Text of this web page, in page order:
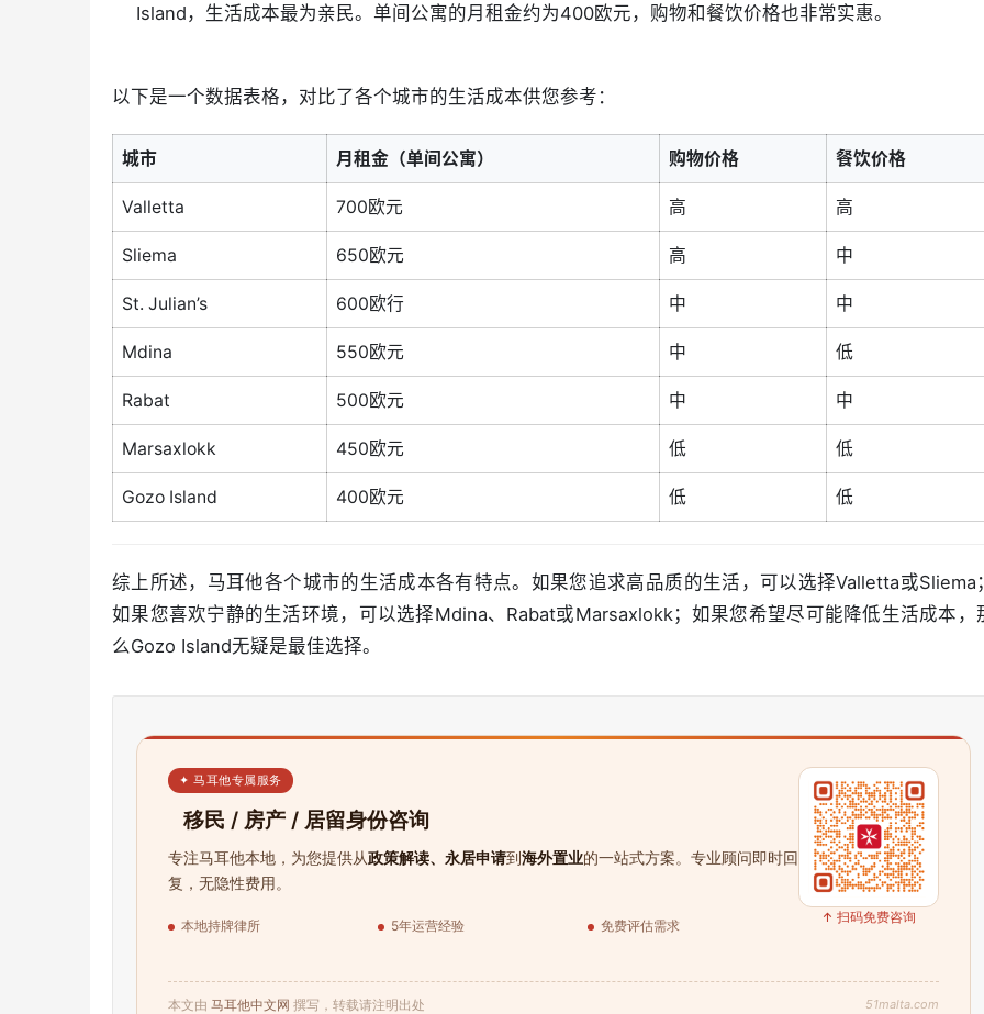
Island，生活成本最为亲民。单间公寓的月租金约为400欧元，购物和餐饮价格也非常实惠。
以下是一个数据表格，对比了各个城市的生活成本供您参考：
城市 月租金（单间公寓） 购物价格 餐饮价格
Valletta 700欧元 高 高
Sliema 650欧元 高 中
St. Julian’s 600欧行 中 中
Mdina 550欧元 中 低
Rabat 500欧元 中 中
Marsaxlokk 450欧元 低 低
Gozo Island 400欧元 低 低
综上所述，马耳他各个城市的生活成本各有特点。如果您追求高品质的生活，可以选择Valletta或Sliema
如果您喜欢宁静的生活环境，可以选择Mdina、Rabat或Marsaxlokk；如果您希望尽可能降低生活成本，
么Gozo Island无疑是最佳选择。
✦ 马耳他专属服务
移民 / 房产 / 居留身份咨询
专注马耳他本地，为您提供从政策解读、永居申请到海外置业的一站式方案。专业顾问即时回
复，无隐性费用。
本地持牌律所 5年运营经验 免费评估需求 ↑ 扫码免费咨询
本文由 马耳他中文网 撰写，转载请注明出处 51malta.com